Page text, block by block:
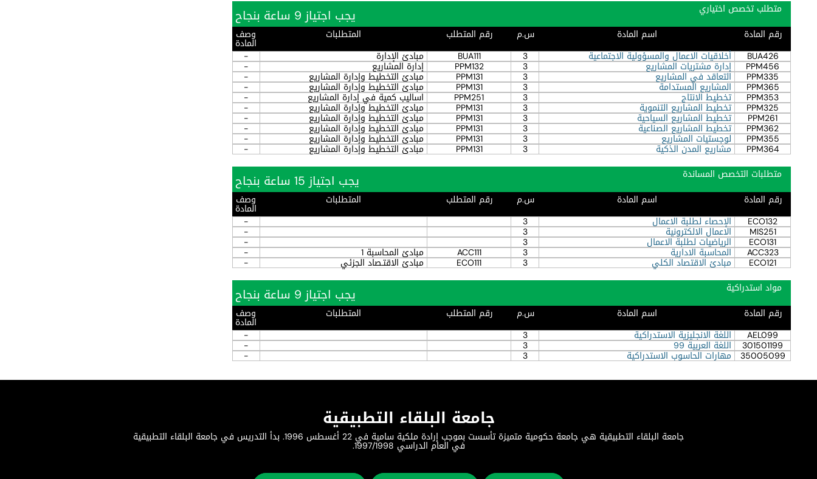
متطلب تخصص اختياري يجب اجتياز 9 ساعة بنجاح
رقم المادة اسم المادة س.م رقم المتطلب المتطلبات وصف
المادة
BUA426 أخلاقيات الاعمال والمسؤولية الاجتماعية 3
BUA111 مبادئ الإدارة -
PPM456 إدارة مشتريات المشاريع 3
PPM132 إدارة المشاريع -
PPM335 التعاقد في المشاريع 3
PPM131 مبادئ التخطيط وإدارة المشاريع -
PPM365 المشاريع المستدامة 3
PPM131 مبادئ التخطيط وإدارة المشاريع -
PPM353 تخطيط الانتاج 3
PPM251 اساليب كمية في إدارة المشاريع -
PPM325 تخطيط المشاريع التنموية 3
PPM131 مبادئ التخطيط وإدارة المشاريع -
PPM261 تخطيط المشاريع السياحية 3
PPM131 مبادئ التخطيط وإدارة المشاريع -
PPM362 تخطيط المشاريع الصناعية 3
PPM131 مبادئ التخطيط وإدارة المشاريع -
PPM355 لوجستيات المشاريع 3
PPM131 مبادئ التخطيط وإدارة المشاريع -
PPM364 مشاريع المدن الذكية 3
PPM131 مبادئ التخطيط وإدارة المشاريع
-
متطلبات التخصص المساندة
يجب اجتياز 15 ساعة بنجاح
رقم المادة اسم المادة س.م رقم المتطلب المتطلبات وصف
المادة
ECO132 الإحصاء لطلبة الاعمال 3
-
MIS251 الاعمال الالكترونية 3
-
ECO131 الرياضيات لطلبة الاعمال 3
-
ACC323 المحاسبة الادارية 3
ACC111 مبادئ المحاسبة 1 -
ECO121 مبادئ الاقتصاد الكلي 3
ECO111 مبادئ الاقتـصاد الجزئي
-
مواد استدراكية
يجب اجتياز 9 ساعة بنجاح
رقم المادة اسم المادة س.م رقم المتطلب المتطلبات وصف
المادة
AEL099 اللغة الانجليزية الاستدراكية 3
-
301501199 اللغة العربية 99 3
-
35005099 مهارات الحاسوب الاستدراكية 3
-
جامعة البلقاء التطبيقية
جامعة البلقاء التطبيقية هي جامعة حكومية متميزة تأسست بموجب إرادة ملكية سامية في 22 أغسطس 1996. بدأ التدريس في جامعة البلقاء التطبيقية
في العام الدراسي 1997/1998.